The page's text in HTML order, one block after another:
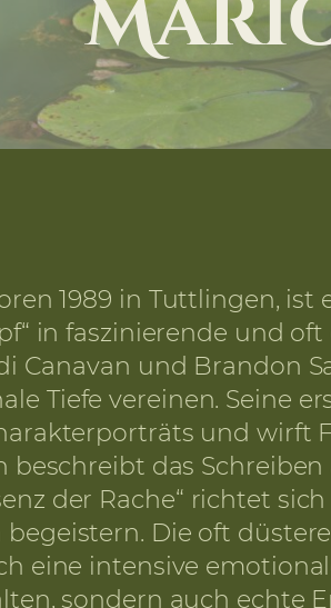
1989 in Tuttlingen,
in faszinierende und
Canavan und Brandon
Tiefe vereinen. Seine
und wirft
beschreibt das
der Rache“ richtet
Die oft
eine intensive
sondern auch echte